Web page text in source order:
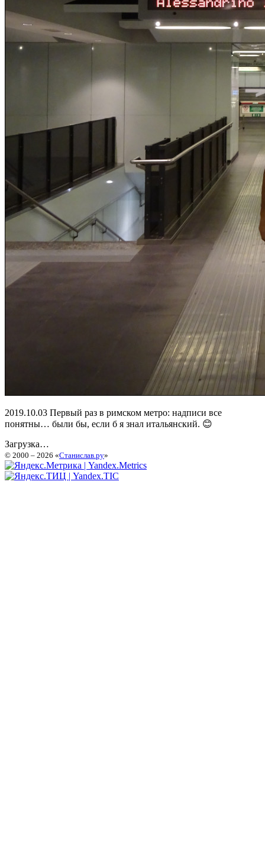
2019.10.03 Первый раз в римском метро: надписи все
понятны… были бы, если б я знал итальянский. 😊
Загрузка…
© 2000 – 2026 «Станислав.ру»